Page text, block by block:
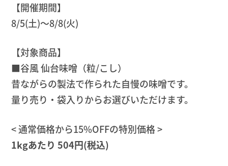
【開催期間】
8/5(土)〜8/8(火)
【対象商品】
■谷風 仙台味噌（粒/こし）
昔ながらの製法で作られた自慢の味噌です。
量り売り・袋入りからお選びいただけます。
< 通常価格から15%OFFの特別価格 >
1kgあたり 504円(税込)